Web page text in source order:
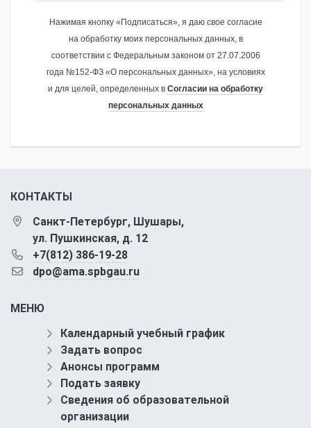
Нажимая кнопку «Подписаться», я даю свое согласие
на обработку моих персональных данных, в
соответствии с Федеральным законом от 27.07.2006
года №152-ФЗ «О персональных данных», на условиях
и для целей, определенных в Согласии на обработку
персональных данных
КОНТАКТЫ
Санкт-Петербург, Шушары,
ул. Пушкинская, д. 12
+7(812) 386-19-28
dpo@ama.spbgau.ru
МЕНЮ
Календарный учебный график
Задать вопрос
Анонсы программ
Подать заявку
Сведения об образовательной
организации